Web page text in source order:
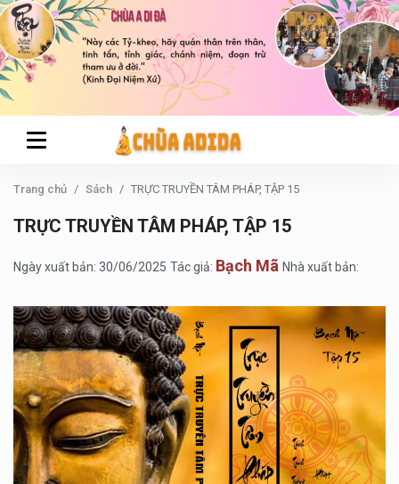
Trang chủ Sách TRỰC TRUYỀN TÂM PHÁP, TẬP 15
TRỰC TRUYỀN TÂM PHÁP, TẬP 15
Ngày xuất bản: 30/06/2025 Tác giả: Bạch Mã Nhà xuất bản: